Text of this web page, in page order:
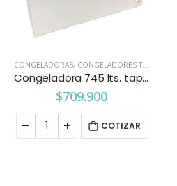
CONGELADORAS, CONGELADORES TAPA DURA
Congeladora 745 lts. tapa dura Maigas
$709.900
COTIZAR